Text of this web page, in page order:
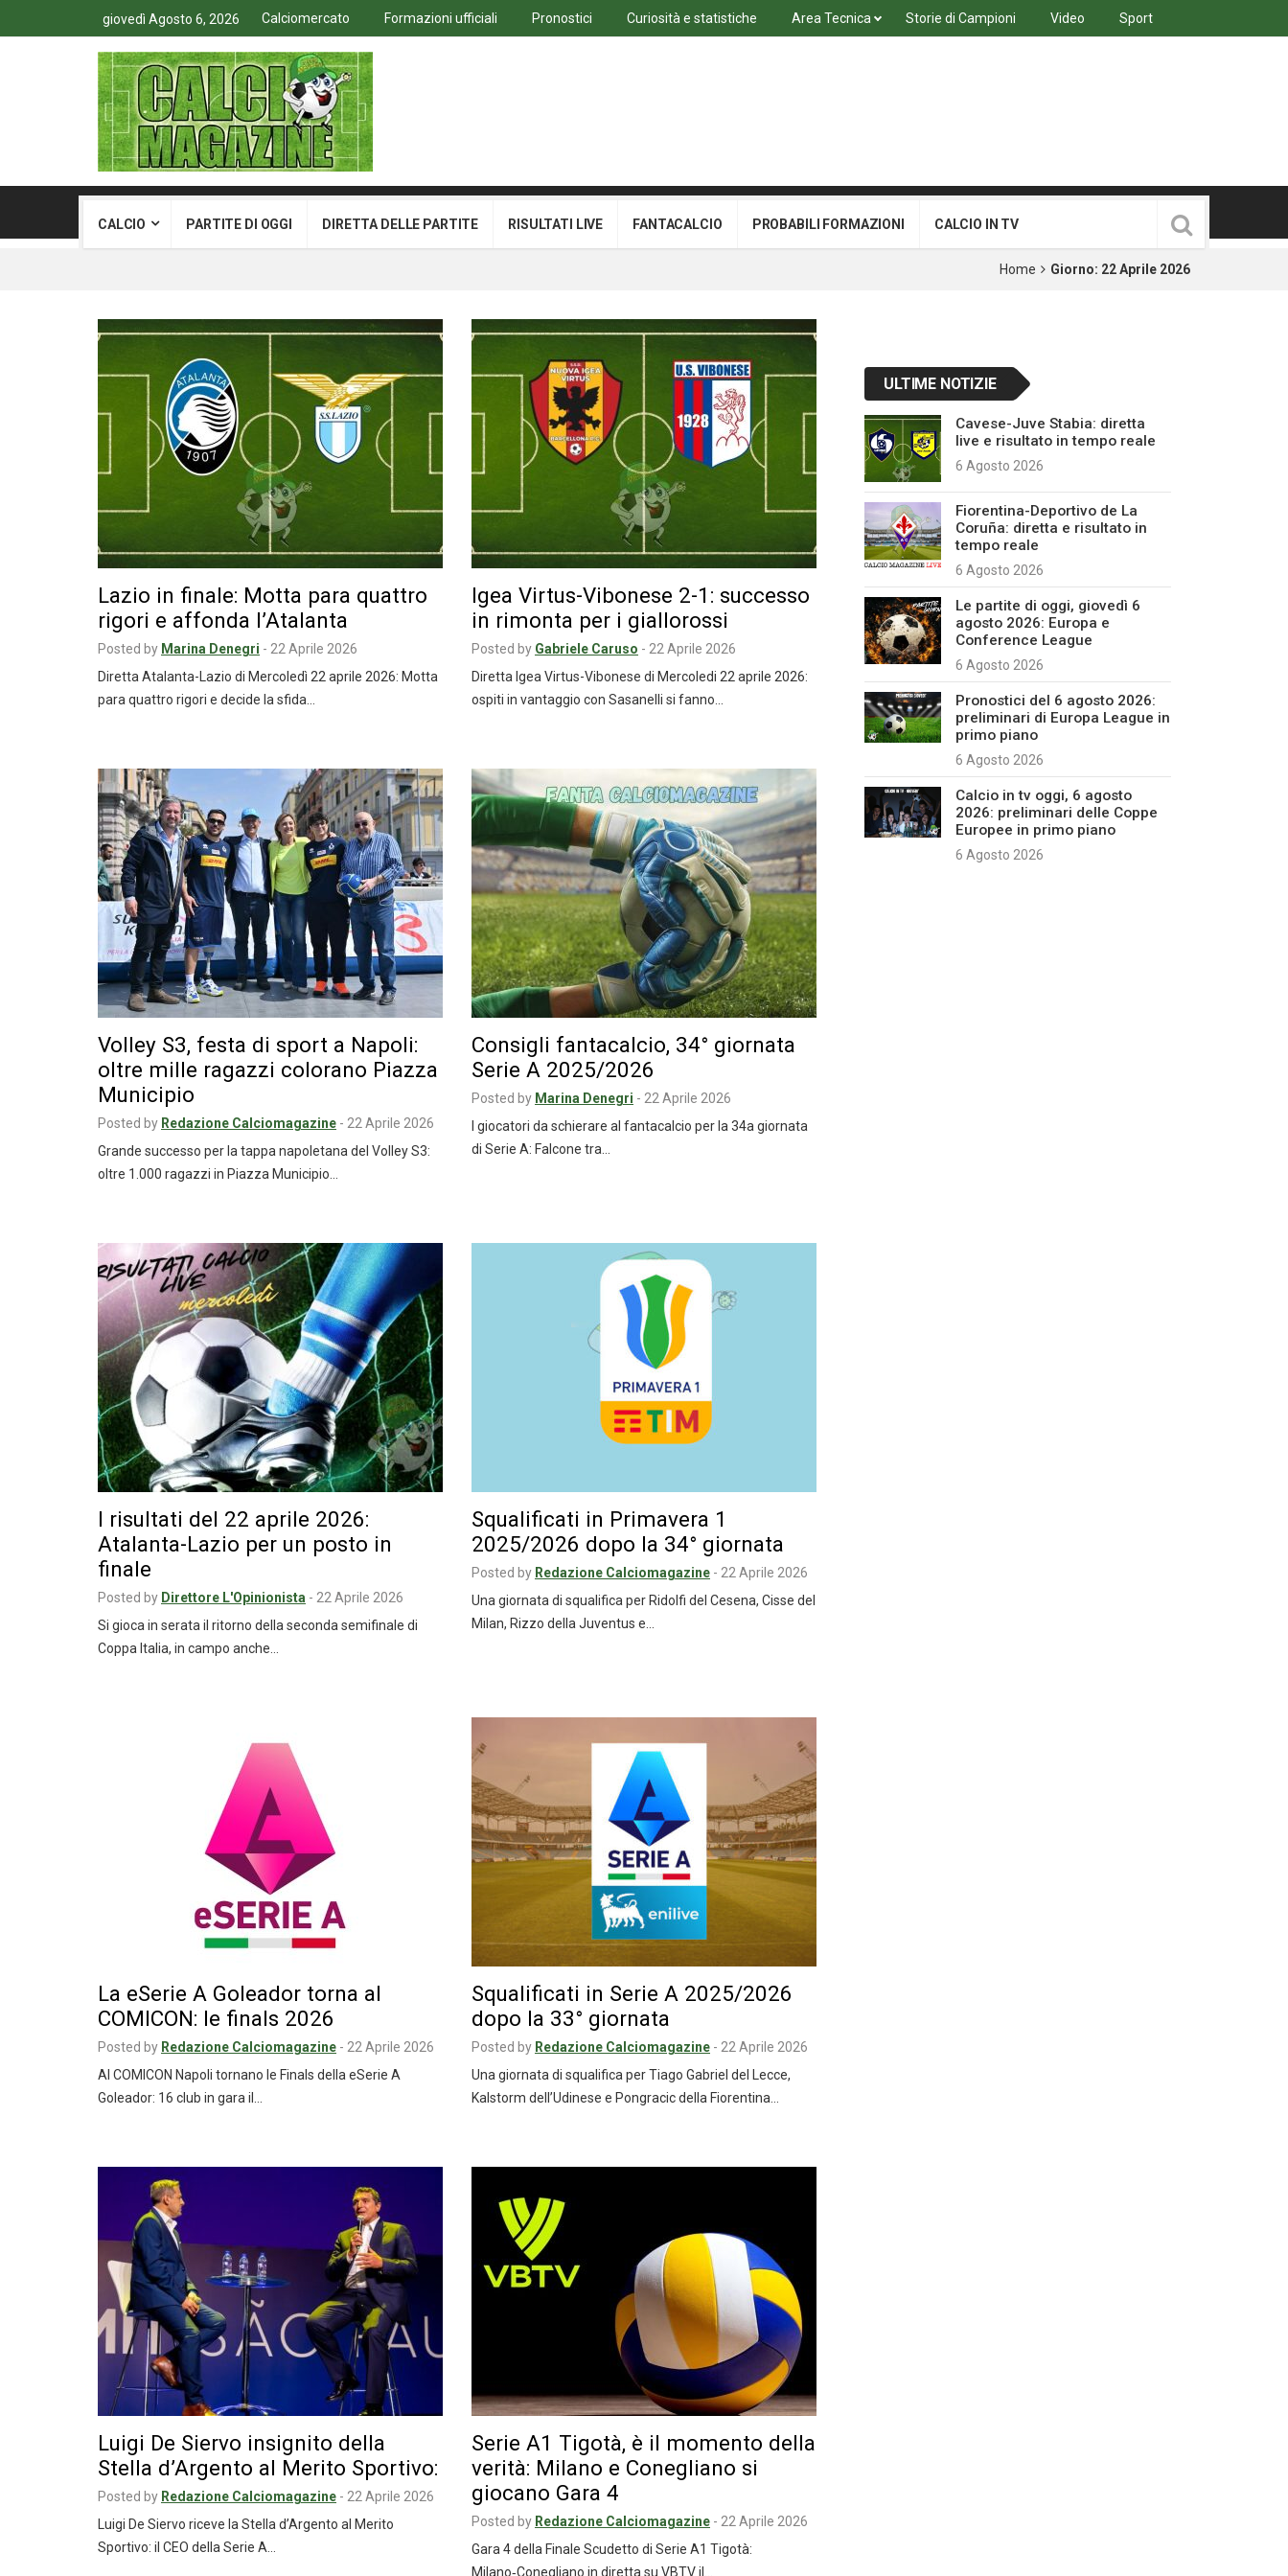
giovedì Agosto 6, 2026 Calciomercato Formazioni ufficiali Pronostici Curiosità e statistiche Area Tecnica Storie di Campioni Video Sport
CALCIO PARTITE DI OGGI DIRETTA DELLE PARTITE RISULTATI LIVE FANTACALCIO PROBABILI FORMAZIONI CALCIO IN TV
Home Giorno: 22 Aprile 2026
Lazio in finale: Motta para quattro
rigori e affonda l’Atalanta
Posted by Marina Denegri - 22 Aprile 2026
Diretta Atalanta-Lazio di Mercoledì 22 aprile 2026: Motta
para quattro rigori e decide la sfida…
Igea Virtus-Vibonese 2-1: successo
in rimonta per i giallorossi
Posted by Gabriele Caruso - 22 Aprile 2026
Diretta Igea Virtus-Vibonese di Mercoledi 22 aprile 2026:
ospiti in vantaggio con Sasanelli si fanno…
Volley S3, festa di sport a Napoli:
oltre mille ragazzi colorano Piazza
Municipio
Posted by Redazione Calciomagazine - 22 Aprile 2026
Grande successo per la tappa napoletana del Volley S3:
oltre 1.000 ragazzi in Piazza Municipio…
Consigli fantacalcio, 34° giornata
Serie A 2025/2026
Posted by Marina Denegri - 22 Aprile 2026
I giocatori da schierare al fantacalcio per la 34a giornata
di Serie A: Falcone tra…
I risultati del 22 aprile 2026:
Atalanta-Lazio per un posto in
finale
Posted by Direttore L'Opinionista - 22 Aprile 2026
Si gioca in serata il ritorno della seconda semifinale di
Coppa Italia, in campo anche…
Squalificati in Primavera 1
2025/2026 dopo la 34° giornata
Posted by Redazione Calciomagazine - 22 Aprile 2026
Una giornata di squalifica per Ridolfi del Cesena, Cisse del
Milan, Rizzo della Juventus e…
La eSerie A Goleador torna al
COMICON: le finals 2026
Posted by Redazione Calciomagazine - 22 Aprile 2026
Al COMICON Napoli tornano le Finals della eSerie A
Goleador: 16 club in gara il…
Squalificati in Serie A 2025/2026
dopo la 33° giornata
Posted by Redazione Calciomagazine - 22 Aprile 2026
Una giornata di squalifica per Tiago Gabriel del Lecce,
Kalstorm dell’Udinese e Pongracic della Fiorentina…
Luigi De Siervo insignito della
Stella d’Argento al Merito Sportivo:
Posted by Redazione Calciomagazine - 22 Aprile 2026
Luigi De Siervo riceve la Stella d’Argento al Merito
Sportivo: il CEO della Serie A…
Serie A1 Tigotà, è il momento della
verità: Milano e Conegliano si
giocano Gara 4
Posted by Redazione Calciomagazine - 22 Aprile 2026
Gara 4 della Finale Scudetto di Serie A1 Tigotà:
Milano‑Conegliano in diretta su VBTV il…
ULTIME NOTIZIE
Cavese-Juve Stabia: diretta
live e risultato in tempo reale
6 Agosto 2026
Fiorentina-Deportivo de La
Coruña: diretta e risultato in
tempo reale
6 Agosto 2026
Le partite di oggi, giovedì 6
agosto 2026: Europa e
Conference League
6 Agosto 2026
Pronostici del 6 agosto 2026:
preliminari di Europa League in
primo piano
6 Agosto 2026
Calcio in tv oggi, 6 agosto
2026: preliminari delle Coppe
Europee in primo piano
6 Agosto 2026